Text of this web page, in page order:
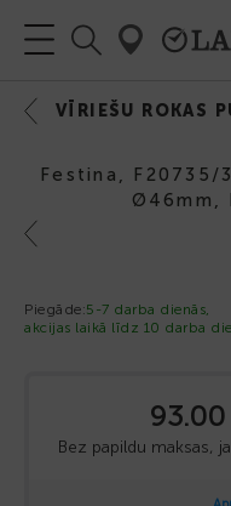
VĪRIEŠU ROKAS
Festina, F20735/
Ø46mm,
Previous
Piegāde:5-7 darba dienās,
akcijas laikā līdz 10 darba